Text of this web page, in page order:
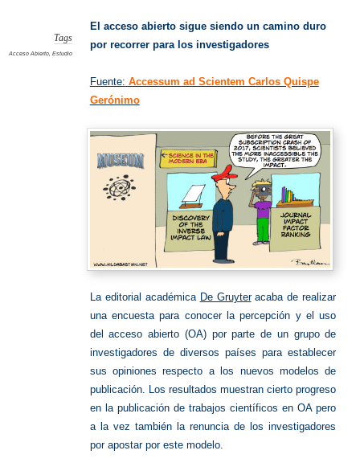
Tags
Acceso Abierto, Estudio
El acceso abierto sigue siendo un camino duro
por recorrer para los investigadores
Fuente: Accessum ad Scientem Carlos Quispe
Gerónimo
La editorial académica De Gruyteracaba de realizar
una encuesta para conocer la percepción y el uso
del acceso abierto (OA) por parte de un grupo de
investigadores de diversos países para establecer
sus opiniones respecto a los nuevos modelos de
publicación. Los resultados muestran cierto progreso
en la publicación de trabajos científicos en OA pero
a la vez también la renuncia de los investigadores
por apostar por este modelo.